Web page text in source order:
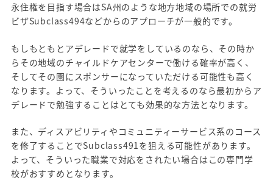
永住権を目指す場合はSA州のような地方地域の場所での就労
ビザSubclass494などからのアプローチが一般的です。
もしもともとアデレードで就学をしているのなら、その時か
らその地域のチャイルドケアセンターで働ける確率が高く、
そしてその園にスポンサーになっていただける可能性も高く
なります。よって、そういったことを考えるのなら最初からア
デレードで勉強することはとても効果的な方法となります。
また、ディスアビリティやコミュニティーサービス系のコース
を修了することでSubclass491を狙える可能性があります。
よって、そういった職業で対応をされたい場合はこの専門学
校がおすすめとなります。